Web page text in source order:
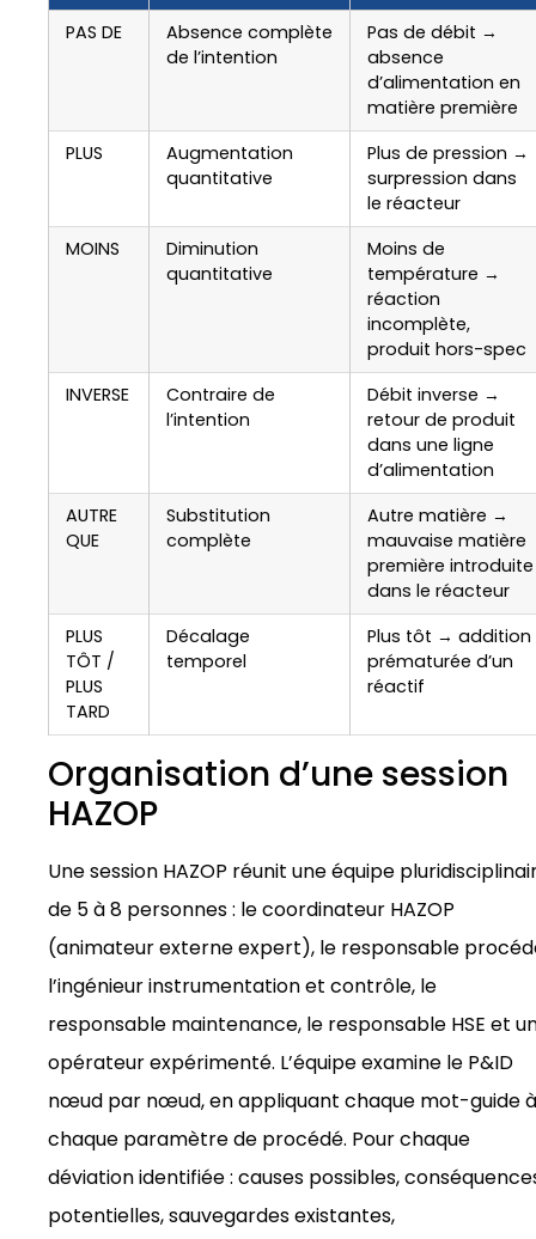
PAS DE
Absence complète
de l’intention
Pas de débit →
absence
d’alimentation en
matière première
PLUS
Augmentation
quantitative
Plus de pression →
surpression dans
le réacteur
MOINS
Diminution
quantitative
Moins de
température →
réaction
incomplète,
produit hors-spec
INVERSE
Contraire de
l’intention
Débit inverse →
retour de produit
dans une ligne
d’alimentation
AUTRE
QUE
Substitution
complète
Autre matière →
mauvaise matière
première introduite
dans le réacteur
PLUS
TÔT /
PLUS
TARD
Décalage
temporel
Plus tôt → addition
prématurée d’un
réactif
Organisation d’une session
HAZOP
Une session HAZOP réunit une équipe
de 5 à 8 personnes : le coordinateur HAZOP
(animateur externe expert), le responsable
l’ingénieur instrumentation et contrôle, le
responsable maintenance, le responsable HSE et
opérateur expérimenté. L’équipe examine le P&ID
nœud par nœud, en appliquant chaque mot-guide à
chaque paramètre de procédé. Pour chaque
déviation identifiée : causes possibles,
potentielles, sauvegardes existantes,